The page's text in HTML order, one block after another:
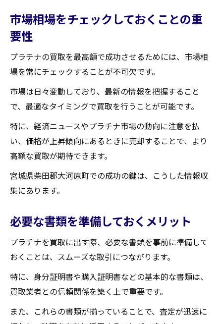
買取業者のキャンペーンを活用する方法
宮城県柴田郡大河原町での買取金額の傾向
情報収集が買取金額を左右する理由
プラチナの買取に成功するための具体的なステ
ップ
初めての方でも安心なステップバイステッ
プガイド
事前準備が成功に導くカギ
交渉の流れを把握することで得られる安心
感
査定から買取完了までの流れを詳しく解説
宮城県柴田郡大河原町での成功例から学ぶ
宮城県柴田郡大河原町でプラチナを高額買取す
る成功事例
地元の方々が実践した買取成功ストーリー
高額買取を実現した要因を分析する
市場相場をチェックしておくことの重
要性
プラチナの買取を最高額で成功させるためには、市場相
場を常にチェックすることが不可欠です。
市場は日々変動しており、最新の情報を把握すること
で、最適なタイミングで買取を行うことが可能です。
特に、経済ニュースやプラチナ市場の動向に注意を払
い、価格が上昇傾向にあるときに売却することで、より
高額な買取が期待できます。
宮城県柴田郡大河原町での成功の鍵は、こうした情報収
集にあります。
必要な書類を準備しておくメリット
プラチナを買取に出す際、必要な書類を事前に準備して
おくことは、スムーズな取引につながります。
特に、身分証明書や購入証明書などの基本的な書類は、
買取業者との信頼関係を築く上で重要です。
また、これらの書類が揃っていることで、査定が迅速に